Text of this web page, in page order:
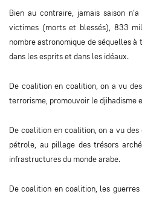
Bien au contraire, jamais saison
victimes (morts et blessés), 833
nombre astronomique de séquelles
dans les esprits et dans les idéaux.
De coalition en coalition, on a vu
terrorisme, promouvoir le djihadisme
De coalition en coalition, on a vu
pétrole, au pillage des trésors
infrastructures du monde arabe.
De coalition en coalition, les